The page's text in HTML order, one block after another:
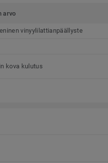
arvo
vinyylilattianpäällyste
kova kulutus